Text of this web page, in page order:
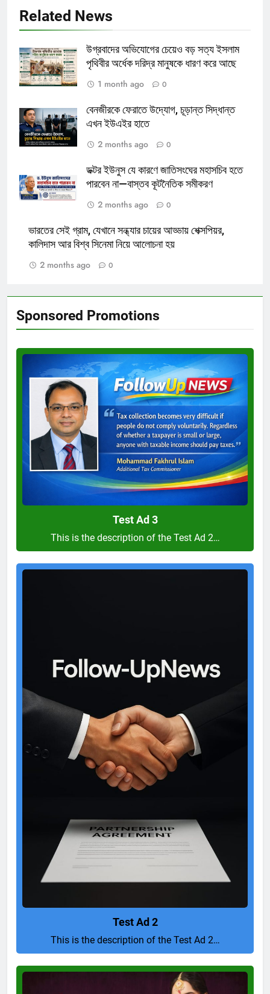
Related News
উগ্রবাদের অভিযোগের চেয়েও বড় সত্য ইসলাম
পৃথিবীর অর্ধেক দরিদ্র মানুষকে ধারণ করে আছে
1 month ago
0
বেনজীরকে ফেরাতে উদ্যোগ, চূড়ান্ত সিদ্ধান্ত
এখন ইউএইর হাতে
2 months ago
0
ডক্টর ইউনুস যে কারণে জাতিসংঘের মহাসচিব হতে
পারবেন না—বাস্তব কূটনৈতিক সমীকরণ
2 months ago
0
ভারতের সেই গ্রাম, যেখানে সন্ধ্যার চায়ের আড্ডায় শেক্সপিয়র,
কালিদাস আর বিশ্ব সিনেমা নিয়ে আলোচনা হয়
2 months ago
0
Sponsored Promotions
Test
Ad
3
Test Ad 3
This is the description of the Test Ad 2…
Test Ad 2
This is the description of the Test Ad 2…